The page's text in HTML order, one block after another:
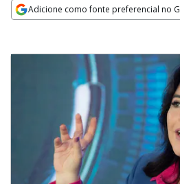
Adicione como fonte preferencial no